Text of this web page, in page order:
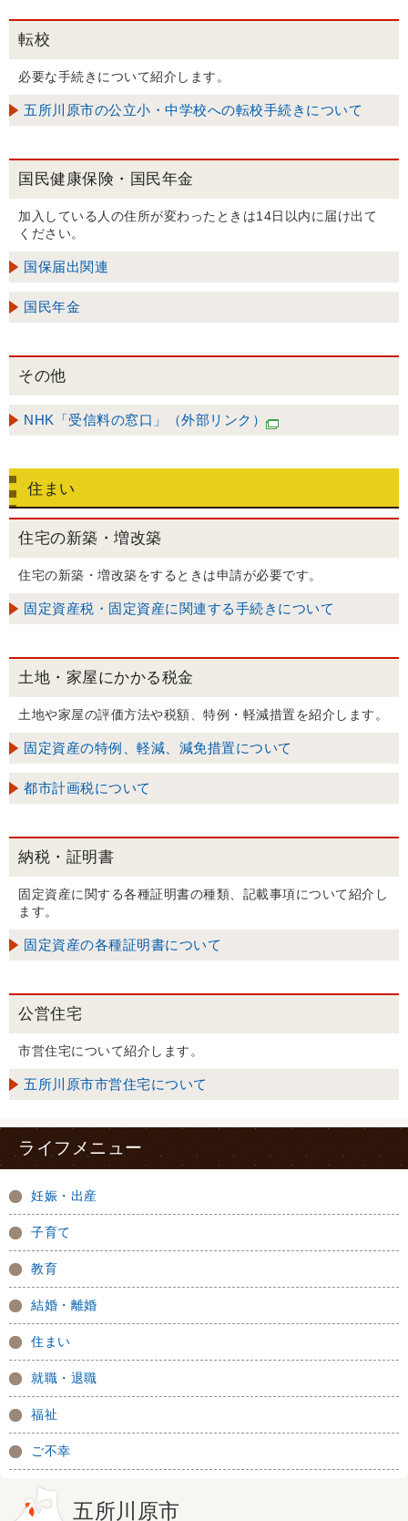
転校
必要な手続きについて紹介します。
五所川原市の公立小・中学校への転校手続きについて
国民健康保険・国民年金
加入している人の住所が変わったときは14日以内に届け出て
ください。
国保届出関連
国民年金
その他
NHK「受信料の窓口」（外部リンク）
住まい
住宅の新築・増改築
住宅の新築・増改築をするときは申請が必要です。
固定資産税・固定資産に関連する手続きについて
土地・家屋にかかる税金
土地や家屋の評価方法や税額、特例・軽減措置を紹介します。
固定資産の特例、軽減、減免措置について
都市計画税について
納税・証明書
固定資産に関する各種証明書の種類、記載事項について紹介し
ます。
固定資産の各種証明書について
公営住宅
市営住宅について紹介します。
五所川原市市営住宅について
ライフメニュー
妊娠・出産
子育て
教育
結婚・離婚
住まい
就職・退職
福祉
ご不幸
五所川原市